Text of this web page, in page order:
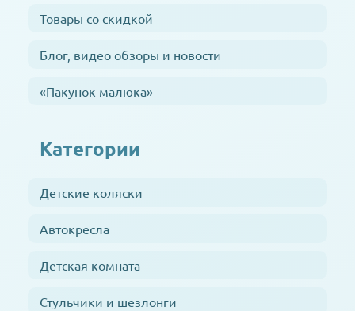
Товары со скидкой
Блог, видео обзоры и новости
«Пакунок малюка»
Категории
Детские коляски
Автокресла
Детская комната
Стульчики и шезлонги